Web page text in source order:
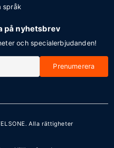
språk
på nyhetsbrev
och specialerbjudanden!
Prenumerera
. Alla rättigheter